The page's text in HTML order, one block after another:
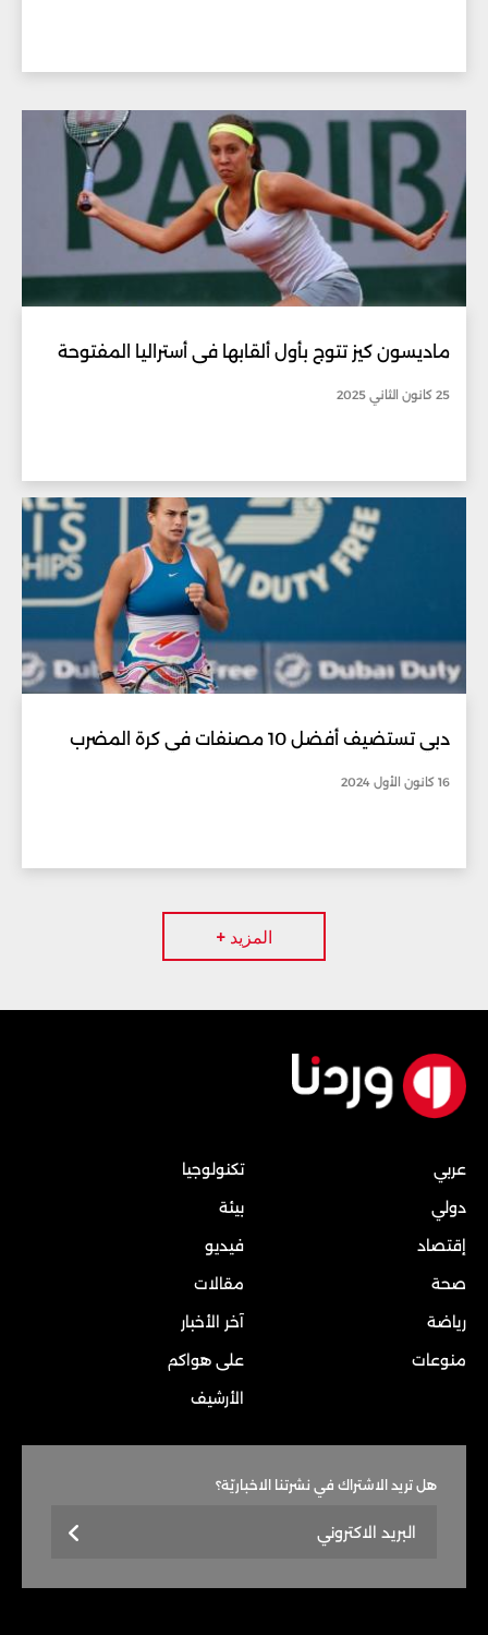
ماديسون كيز تتوج بأول ألقابها في أستراليا المفتوحة
25 كانون الثاني 2025
دبي تستضيف أفضل 10 مصنفات في كرة المضرب
16 كانون الأول 2024
المزيد +
عربي
دولي
إقتصاد
صحة
رياضة
منوعات
تكنولوجيا
بيئة
فيديو
مقالات
آخر الأخبار
على هواكم
الأرشيف
هل تريد الاشتراك في نشرتنا الاخباريّة؟